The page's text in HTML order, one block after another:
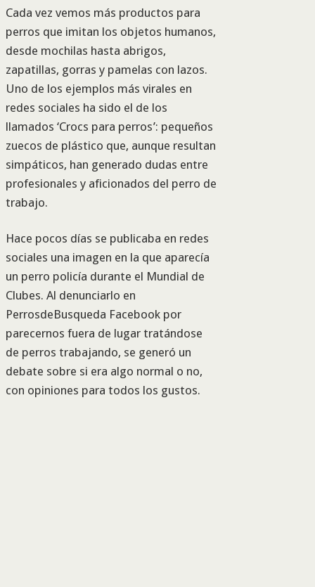
Cada vez vemos más productos para
perros que imitan los objetos humanos,
desde mochilas hasta abrigos,
zapatillas, gorras y pamelas con lazos.
Uno de los ejemplos más virales en
redes sociales ha sido el de los
llamados ‘Crocs para perros’: pequeños
zuecos de plástico que, aunque resultan
simpáticos, han generado dudas entre
profesionales y aficionados del perro de
trabajo.
Hace pocos días se publicaba en redes
sociales una imagen en la que aparecía
un perro policía durante el Mundial de
Clubes. Al denunciarlo en
PerrosdeBusqueda Facebook por
parecernos fuera de lugar tratándose
de perros trabajando, se generó un
debate sobre si era algo normal o no,
con opiniones para todos los gustos.